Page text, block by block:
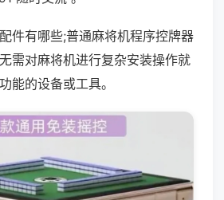
件有哪些;普通麻将机程序控牌器
需对麻将机进行复杂安装操作就
能的设备或工具。